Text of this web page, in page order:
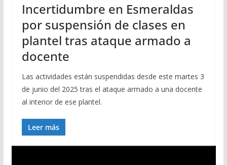
Incertidumbre en Esmeraldas
por suspensión de clases en
plantel tras ataque armado a
docente
Las actividades están suspendidas desde este martes 3
de junio del 2025 tras el ataque armado a una docente
al interior de ese plantel.
Leer más